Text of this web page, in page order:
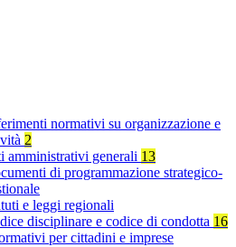
normativi su organizzazione e
2
amministrativi generali 13
di programmazione strategico-
e leggi regionali
disciplinare e codice di condotta 16
per cittadini e imprese